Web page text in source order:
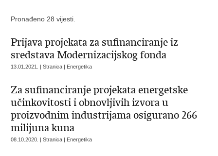
Pronađeno 28 vijesti.
Prijava projekata za sufinanciranje iz
sredstava Modernizacijskog fonda
13.01.2021. | Stranica | Energetika
Za sufinanciranje projekata energetske
učinkovitosti i obnovljivih izvora u
proizvodnim industrijama osigurano 266
milijuna kuna
08.10.2020. | Stranica | Energetika